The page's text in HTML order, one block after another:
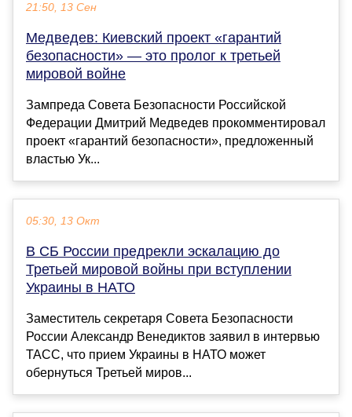
21:50, 13 Сен
Медведев: Киевский проект «гарантий
безопасности» — это пролог к третьей
мировой войне
Зампреда Совета Безопасности Российской
Федерации Дмитрий Медведев прокомментировал
проект «гарантий безопасности», предложенный
властью Ук...
05:30, 13 Окт
В СБ России предрекли эскалацию до
Третьей мировой войны при вступлении
Украины в НАТО
Заместитель секретаря Совета Безопасности
России Александр Венедиктов заявил в интервью
ТАСС, что прием Украины в НАТО может
обернуться Третьей миров...